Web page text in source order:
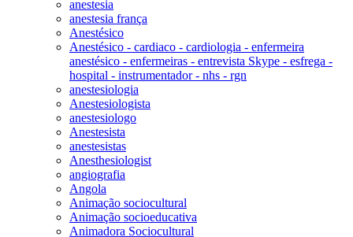
anestesia
anestesia frança
Anestésico
Anestésico - cardiaco - cardiologia - enfermeira
anestésico - enfermeiras - entrevista Skype - esfrega -
hospital - instrumentador - nhs - rgn
anestesiologia
Anestesiologista
anestesiologo
Anestesista
anestesistas
Anesthesiologist
angiografia
Angola
Animação sociocultural
Animação socioeducativa
Animadora Sociocultural